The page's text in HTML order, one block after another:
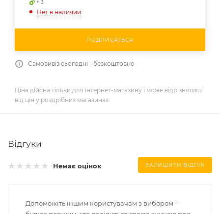
+ 3
Нет в наличии
ПОДПИСАТЬСЯ
Самовивіз сьогодні - безкоштовно
Ціна дійсна тільки для інтернет-магазину і може відрізнятися
від цін у роздрібних магазинах
Відгуки
Немає оцінок ЗАЛИШИТИ ВІДГУК
Допоможіть іншим користувачам з вибором –